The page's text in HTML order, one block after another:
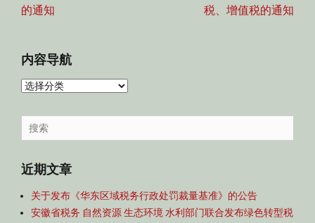
的通知
税、增值税的通知
内容导航
内
导
航
Search
for:
近期文章
关于发布《华东区域税务行政处罚裁量基准》的公告
安徽省税务 自然资源 生态环境 水利部门联合发布绿色转型税